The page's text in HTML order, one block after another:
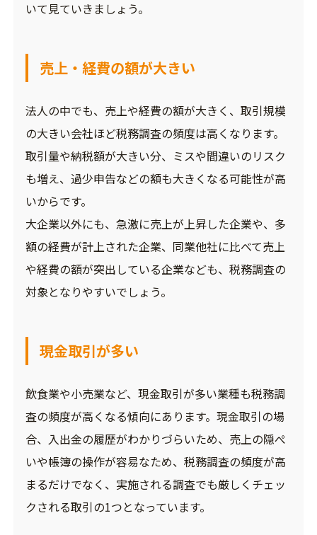
いて見ていきましょう。
売上・経費の額が大きい
法人の中でも、売上や経費の額が大きく、取引規模
の大きい会社ほど税務調査の頻度は高くなります。
取引量や納税額が大きい分、ミスや間違いのリスク
も増え、過少申告などの額も大きくなる可能性が高
いからです。
大企業以外にも、急激に売上が上昇した企業や、多
額の経費が計上された企業、同業他社に比べて売上
や経費の額が突出している企業なども、税務調査の
対象となりやすいでしょう。
現金取引が多い
飲食業や小売業など、現金取引が多い業種も税務調
査の頻度が高くなる傾向にあります。現金取引の場
合、入出金の履歴がわかりづらいため、売上の隠ぺ
いや帳簿の操作が容易なため、税務調査の頻度が高
まるだけでなく、実施される調査でも厳しくチェッ
クされる取引の1つとなっています。